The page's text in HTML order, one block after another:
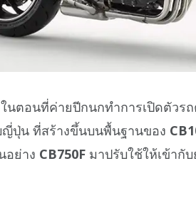
ในตอนที่ค่ายปีกนกทำการเปิดตัวร
ญี่ปุ่น ที่สร้างขึ้นบนพื้นฐานของ
อย่าง CB750F มาปรับใช้ให้เข้ากั